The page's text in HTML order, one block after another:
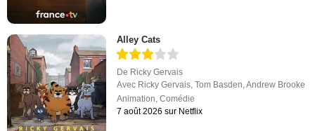
Alley Cats
De Ricky Gervais
Avec Ricky Gervais,Tom Basden,Andrew Brooke
Animation,Comédie
7 août 2026 sur Netflix